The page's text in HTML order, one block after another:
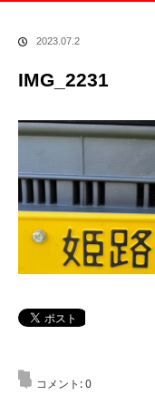
2023.07.2
IMG_2231
コメント:0